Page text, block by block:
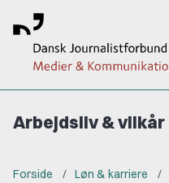
Arbejdsliv & vilkår
Forside Løn & karriere